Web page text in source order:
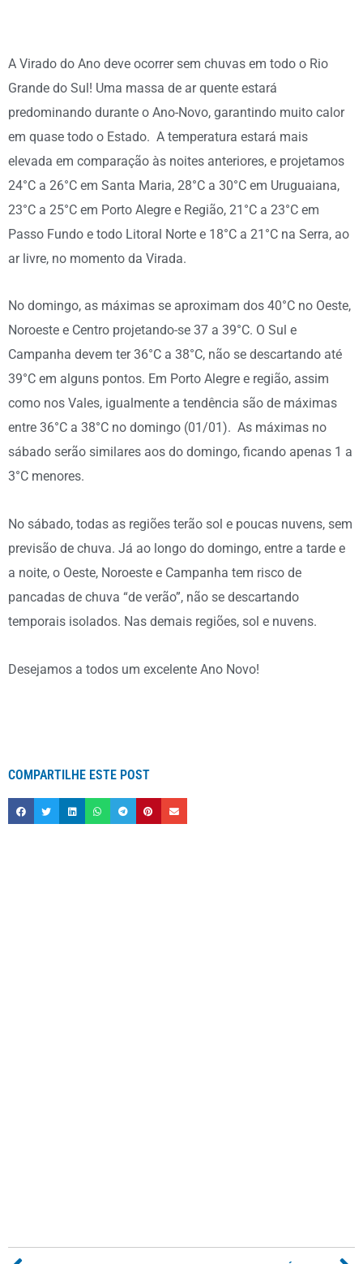
A Virado do Ano deve ocorrer sem chuvas em todo o Rio
Grande do Sul! Uma massa de ar quente estará
predominando durante o Ano-Novo, garantindo muito calor
em quase todo o Estado. A temperatura estará mais
elevada em comparação às noites anteriores, e projetamos
24°C a 26°C em Santa Maria, 28°C a 30°C em Uruguaiana,
23°C a 25°C em Porto Alegre e Região, 21°C a 23°C em
Passo Fundo e todo Litoral Norte e 18°C a 21°C na Serra, ao
ar livre, no momento da Virada.
No domingo, as máximas se aproximam dos 40°C no Oeste,
Noroeste e Centro projetando-se 37 a 39°C. O Sul e
Campanha devem ter 36°C a 38°C, não se descartando até
39°C em alguns pontos. Em Porto Alegre e região, assim
como nos Vales, igualmente a tendência são de máximas
entre 36°C a 38°C no domingo (01/01). As máximas no
sábado serão similares aos do domingo, ficando apenas 1 a
3°C menores.
No sábado, todas as regiões terão sol e poucas nuvens, sem
previsão de chuva. Já ao longo do domingo, entre a tarde e
a noite, o Oeste, Noroeste e Campanha tem risco de
pancadas de chuva “de verão”, não se descartando
temporais isolados. Nas demais regiões, sol e nuvens.
Desejamos a todos um excelente Ano Novo!
COMPARTILHE ESTE POST